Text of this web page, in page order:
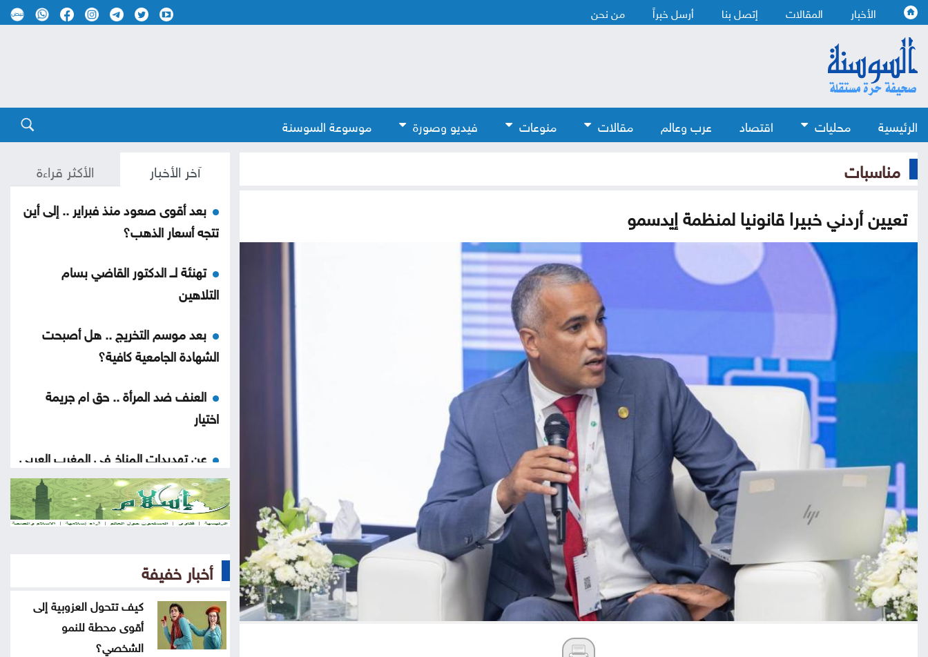
الأخبار المقالات إتصل بنا أرسل خبراً من نحن
الرئيسية محليات اقتصاد عرب وعالم مقالات منوعات فيديو وصورة موسوعة السوسنة
مناسبات
تعيين أردني خبيرا قانونيا لمنظمة إيدسمو
آخر الأخبار الأكثر قراءة
بعد أقوى صعود منذ فبراير .. إلى أين
تتجه أسعار الذهب؟
تهنئة لــ الدكتور القاضي بسام
التلاهين
بعد موسم التخريج .. هل أصبحت
الشهادة الجامعية كافية؟
العنف ضد المرأة .. حق ام جريمة
اختيار
عن تهديدات المناخ في المغرب العربي
أخيراً العالم يكتشف سبتة
من كريم خان إلى بيدرو سانشيز…
كلفة الوقوف مع فلسطين
جون إسبوزيتو ومجتمعات الإسلام:
أخبار خفيفة
كيف تتحول العزوبية إلى
أقوى محطة للنمو
الشخصي؟